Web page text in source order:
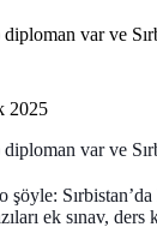
var ve
2025
var ve
ek sınav,